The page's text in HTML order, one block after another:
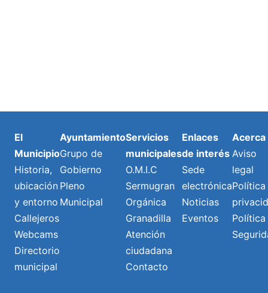
El
Municipio
Historia,
ubicación
y entorno
Callejeros
Webcams
Directorio
municipal
Ayuntamiento
Grupo de
Gobierno
Pleno
Municipal
Servicios
municipales
O.M.I.C
Sermugran
Orgánica
Granadilla
Atención
ciudadana
Contacto
Enlaces
de interés
Sede
electrónica
Noticias
Eventos
Acerca
Aviso
legal
Política
Política